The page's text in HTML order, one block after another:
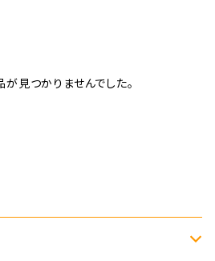
見つかりませんでした。